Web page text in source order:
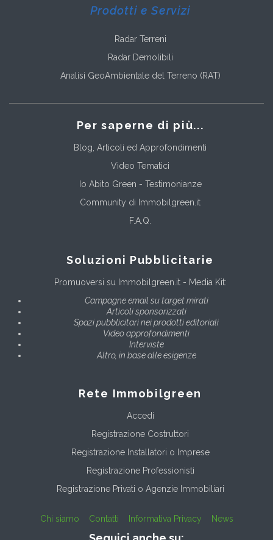
Prodotti e Servizi
Radar Terreni
Radar Demolibili
Analisi GeoAmbientale del Terreno (RAT)
Per saperne di più...
Blog, Articoli ed Approfondimenti
Video Tematici
Io Abito Green - Testimonianze
Community di Immobilgreen.it
F.A.Q.
Soluzioni Pubblicitarie
Promuoversi su Immobilgreen.it - Media Kit:
Campagne email su target mirati
Articoli sponsorizzati
Spazi pubblicitari nei prodotti editoriali
Video approfondimenti
Interviste
Altro, in base alle esigenze
Rete Immobilgreen
Accedi
Registrazione Costruttori
Registrazione Installatori o Imprese
Registrazione Professionisti
Registrazione Privati o Agenzie Immobiliari
Chi siamo Contatti Informativa Privacy News